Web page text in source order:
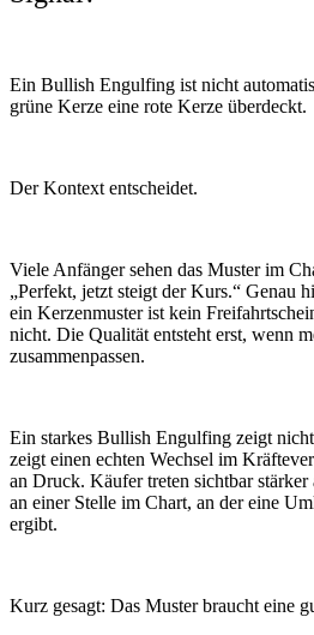
Ein Bullish Engulfing ist nicht
grüne Kerze eine rote Kerze überdeckt.
Der Kontext entscheidet.
Viele Anfänger sehen das Muster im
„Perfekt, jetzt steigt der Kurs.“ Genau
ein Kerzenmuster ist kein
nicht. Die Qualität entsteht erst, wenn
zusammenpassen.
Ein starkes Bullish Engulfing zeigt
zeigt einen echten Wechsel im
an Druck. Käufer treten sichtbar stärker
an einer Stelle im Chart, an der eine
ergibt.
Kurz gesagt: Das Muster braucht eine